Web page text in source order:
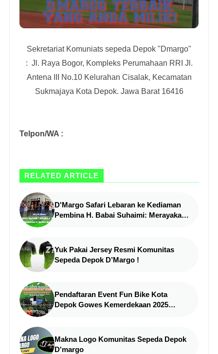
Sekretariat Komuniats sepeda Depok "Dmargo"
: Jl. Raya Bogor, Kompleks Perumahaan RRI Jl.
Antena III No.10 Kelurahan Cisalak, Kecamatan
Sukmajaya Kota Depok. Jawa Barat 16416
Telpon/WA :
RELATED ARTICLE
D'Margo Safari Lebaran ke Kediaman
Pembina H. Babai Suhaimi: Merayakan
Yuk Pakai Jersey Resmi Komunitas
Sepeda Depok D’Margo !
Pendaftaran Event Fun Bike Kota
Depok Gowes Kemerdekaan 2025
Makna Logo Komunitas Sepeda Depok
D'margo